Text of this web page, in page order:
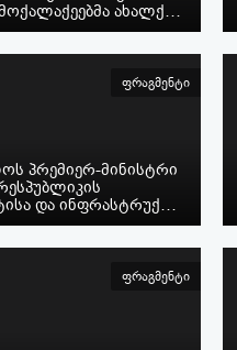
ახალქ…
ფრაგმენტი
პრემიერ-მინისტრი
და ინფრასტრუქ…
ფრაგმენტი